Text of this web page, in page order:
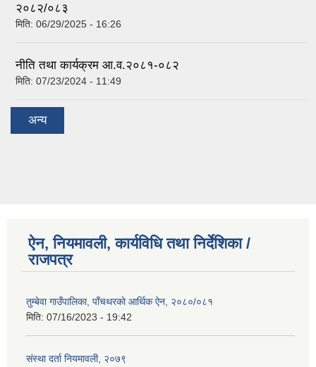
२०८२/०८३
मिति: 06/29/2025 - 16:26
नीति तथा कार्यक्रम आ.व.२०८१-०८२
मिति: 07/23/2024 - 11:49
अन्य
ऐन, नियमावली, कार्यविधि तथा निर्देशिका /
राजपत्र
तुम्बेवा गाउँपालिका, पाँचथरकाे आर्थिक ऐन, २०८०/०८१
मिति: 07/16/2023 - 19:42
संस्था दर्ता नियमावली, २०७९